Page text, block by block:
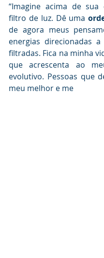
“Imagine acima de sua
filtro de luz. Dê uma
de agora meus
energias direcionadas
filtradas. Fica na minha
que acrescenta ao
evolutivo. Pessoas que
meu melhor e me